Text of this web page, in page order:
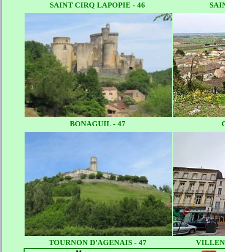
SAINT CIRQ LAPOPIE - 46
BONAGUIL - 47
TOURNON D'AGENAIS - 47